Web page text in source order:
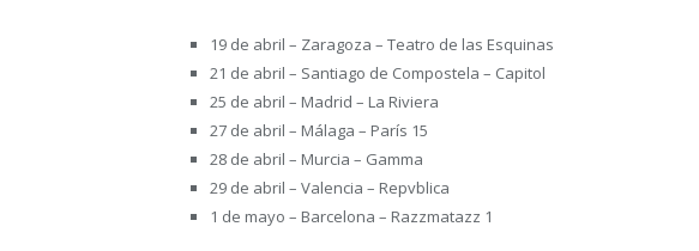
19 de abril – Zaragoza – Teatro de las Esquinas
21 de abril – Santiago de Compostela – Capitol
25 de abril – Madrid – La Riviera
27 de abril – Málaga – París 15
28 de abril – Murcia – Gamma
29 de abril – Valencia – Repvblica
1 de mayo – Barcelona – Razzmatazz 1